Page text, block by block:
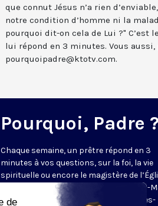
que connut Jésus n’a rien
notre condition d’homme ni la
pourquoi dit-on cela de Lui ?" C’est
lui répond en 3 minutes. Vous aussi,
pourquoipadre@ktotv.com.
Pourquoi, Padre ?
Chaque semaine, un prêtre répond en 3
minutes à vos questions, sur la foi, la vie
spirituelle ou encore le magistère de
Cette année, ce sont les pères Charles-
Rigail, Thibaut de Rincquesen et Charles-